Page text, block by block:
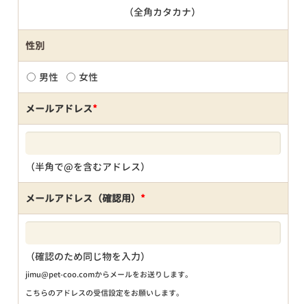
（全角カタカナ）
性別
男性 女性
メールアドレス*
（半角で@を含むアドレス）
メールアドレス（確認用） *
（確認のため同じ物を入力）
jimu@pet-coo.comからメールをお送りします。
こちらのアドレスの受信設定をお願いします。